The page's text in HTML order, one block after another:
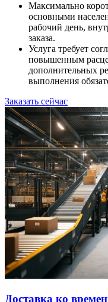
Максимально
основными
рабочий день,
заказа.
Услуга требует
повышенным
дополнительных
выполнения
Заказать сейчас
Доставка ко